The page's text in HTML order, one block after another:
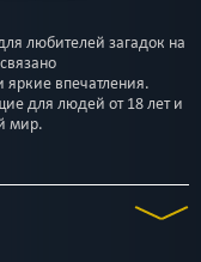
любителей загадок на
впечатления.
для людей от 18 лет и
мир.